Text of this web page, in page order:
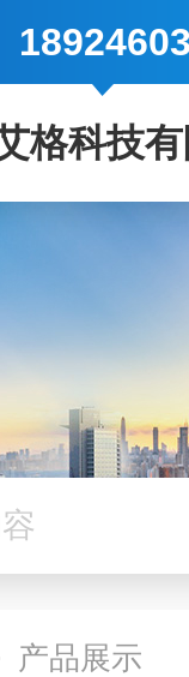
格科技
产品展示